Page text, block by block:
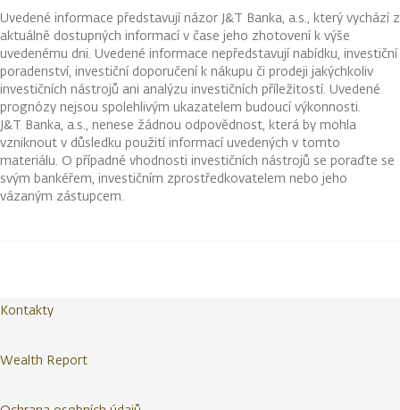
Uvedené informace představují názor J&T Banka, a.s., který vychází z
aktuálně dostupných informací v čase jeho zhotovení k výše
uvedenému dni. Uvedené informace nepředstavují nabídku, investiční
poradenství, investiční doporučení k nákupu či prodeji jakýchkoliv
investičních nástrojů ani analýzu investičních příležitostí. Uvedené
prognózy nejsou spolehlivým ukazatelem budoucí výkonnosti.
J&T Banka, a.s., nenese žádnou odpovědnost, která by mohla
vzniknout v důsledku použití informací uvedených v tomto
materiálu. O případné vhodnosti investičních nástrojů se poraďte se
svým bankéřem, investičním zprostředkovatelem nebo jeho
vázaným zástupcem.
Kontakty
Wealth Report